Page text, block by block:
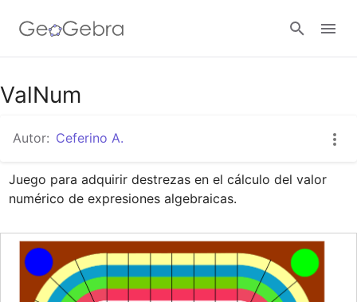
Google Classroom
GeoGebra Classroom
Abrir sesión
ValNum
Autor: Ceferino A.
Juego para adquirir destrezas en el cálculo del valor
numérico de expresiones algebraicas.